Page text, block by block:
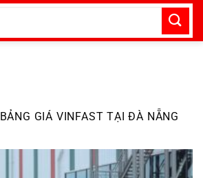
BẢNG GIÁ VINFAST TẠI ĐÀ NẴNG